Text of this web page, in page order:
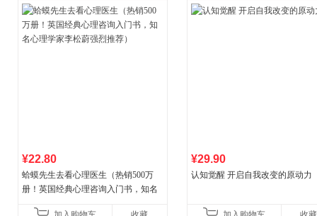
¥22.80
蛤蟆先生去看心理医生（热销500万
册！英国经典心理咨询入门书，知名
¥29.90
认知觉醒 开启自我改变的原动力